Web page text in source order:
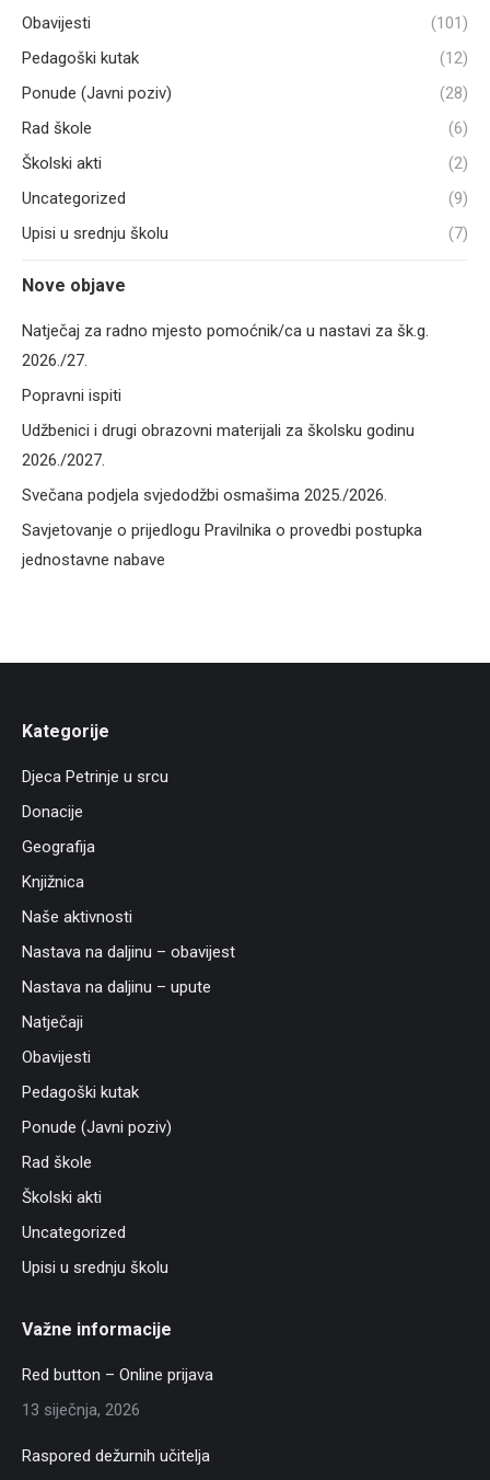
Obavijesti
(101)
Pedagoški kutak
(12)
Ponude (Javni poziv)
(28)
Rad škole
(6)
Školski akti
(2)
Uncategorized
(9)
Upisi u srednju školu
(7)
Nove objave
Natječaj za radno mjesto pomoćnik/ca u nastavi za šk.g.
2026./27.
Popravni ispiti
Udžbenici i drugi obrazovni materijali za školsku godinu
2026./2027.
Svečana podjela svjedodžbi osmašima 2025./2026.
Savjetovanje o prijedlogu Pravilnika o provedbi postupka
jednostavne nabave
Kategorije
Djeca Petrinje u srcu
Donacije
Geografija
Knjižnica
Naše aktivnosti
Nastava na daljinu – obavijest
Nastava na daljinu – upute
Natječaji
Obavijesti
Pedagoški kutak
Ponude (Javni poziv)
Rad škole
Školski akti
Uncategorized
Upisi u srednju školu
Važne informacije
Red button – Online prijava
13 siječnja, 2026
Raspored dežurnih učitelja